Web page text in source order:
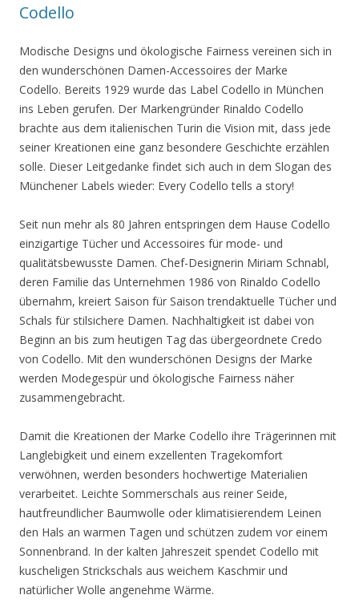
Codello
Modische Designs und ökologische Fairness vereinen sich in
den wunderschönen Damen-Accessoires der Marke
Codello. Bereits 1929 wurde das Label Codello in München
ins Leben gerufen. Der Markengründer Rinaldo Codello
brachte aus dem italienischen Turin die Vision mit, dass jede
seiner Kreationen eine ganz besondere Geschichte erzählen
solle. Dieser Leitgedanke findet sich auch in dem Slogan des
Münchener Labels wieder: Every Codello tells a story!
Seit nun mehr als 80 Jahren entspringen dem Hause Codello
einzigartige Tücher und Accessoires für mode- und
qualitätsbewusste Damen. Chef-Designerin Miriam Schnabl,
deren Familie das Unternehmen 1986 von Rinaldo Codello
übernahm, kreiert Saison für Saison trendaktuelle Tücher und
Schals für stilsichere Damen. Nachhaltigkeit ist dabei von
Beginn an bis zum heutigen Tag das übergeordnete Credo
von Codello. Mit den wunderschönen Designs der Marke
werden Modegespür und ökologische Fairness näher
zusammengebracht.
Damit die Kreationen der Marke Codello ihre Trägerinnen mit
Langlebigkeit und einem exzellenten Tragekomfort
verwöhnen, werden besonders hochwertige Materialien
verarbeitet. Leichte Sommerschals aus reiner Seide,
hautfreundlicher Baumwolle oder klimatisierendem Leinen
den Hals an warmen Tagen und schützen zudem vor einem
Sonnenbrand. In der kalten Jahreszeit spendet Codello mit
kuscheligen Strickschals aus weichem Kaschmir und
natürlicher Wolle angenehme Wärme.